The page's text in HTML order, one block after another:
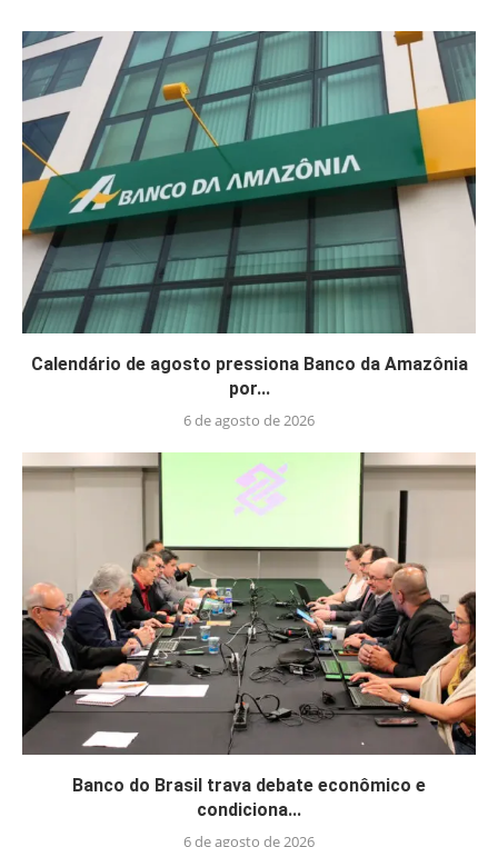
Calendário de agosto pressiona Banco da Amazônia
por...
6 de agosto de 2026
Banco do Brasil trava debate econômico e
condiciona...
6 de agosto de 2026